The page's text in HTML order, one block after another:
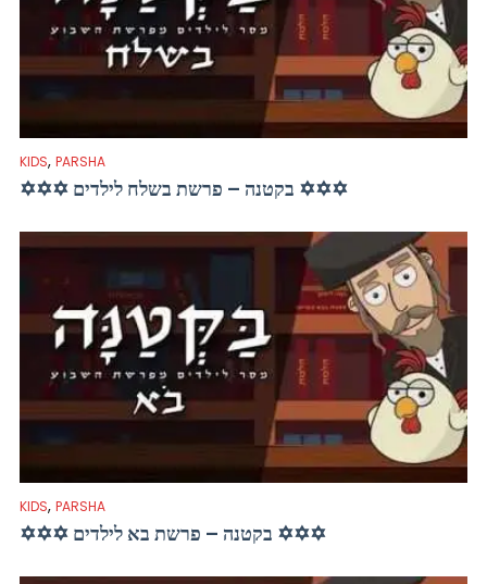
KIDS, PARSHA
✡✡✡ בקטנה – פרשת בשלח לילדים ✡✡✡
KIDS, PARSHA
✡✡✡ בקטנה – פרשת בא לילדים ✡✡✡